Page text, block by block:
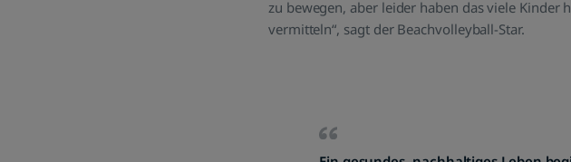
zu bewegen, aber leider haben das viele
vermitteln“, sagt der Beachvolleyball-Star.